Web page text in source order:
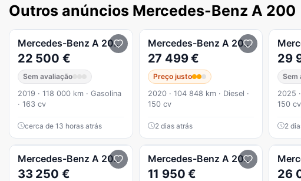
Outros anúncios Mercedes-Benz A 200
Mercedes-Benz A 200 AMG Line
22 500 €
Sem avaliação
2019 · 118 000 km · Gasolina
· 163 cv
cerca de 13 horas atrás
Mercedes-Benz A 200 d 8G-
27 499 €
Preço justo
2020 · 104 848 km · Diesel ·
150 cv
2 dias atrás
29
Sem
2025
150 cv
2
Mercedes-Benz A 200 d AMG Line Aut.
33 250 €
Mercedes-Benz A 200 cdi cx
11 950 € 26